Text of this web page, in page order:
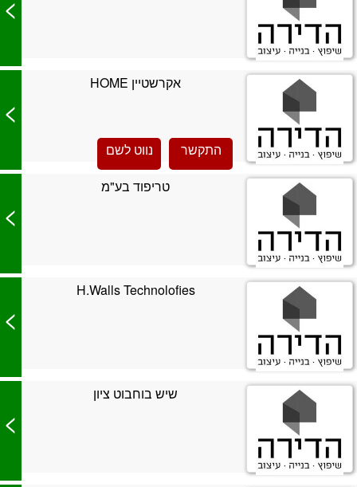
אקרשטיין HOME
התקשר נווט לשם
>
טריפוד בע"מ
>
H.Walls Technolofies
>
שיש בוחבוט ציון
>